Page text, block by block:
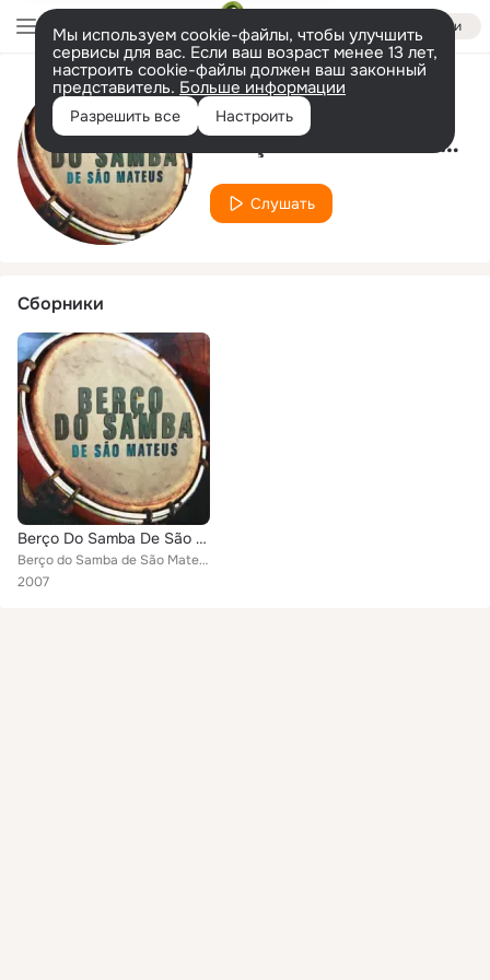
Войти
Мы используем cookie-файлы, чтобы улучшить
сервисы для вас. Если ваш возраст менее 13 лет,
настроить cookie-файлы должен ваш законный
представитель. Больше информации
Разрешить все Настроить
Исполнитель
Berço do Samba de São Mateus
Слушать
Сборники
Berço Do Samba De São Mateus
Berço do Samba de São Mateus
2007